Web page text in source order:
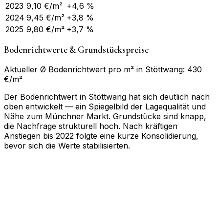
2023 9,10 €/m² +4,6 %
2024 9,45 €/m² +3,8 %
2025 9,80 €/m² +3,7 %
Bodenrichtwerte & Grundstückspreise
Aktueller Ø Bodenrichtwert pro m² in Stöttwang: 430
€/m²
Der Bodenrichtwert in Stöttwang hat sich deutlich nach
oben entwickelt — ein Spiegelbild der Lagequalität und
Nähe zum Münchner Markt. Grundstücke sind knapp,
die Nachfrage strukturell hoch. Nach kräftigen
Anstiegen bis 2022 folgte eine kurze Konsolidierung,
bevor sich die Werte stabilisierten.